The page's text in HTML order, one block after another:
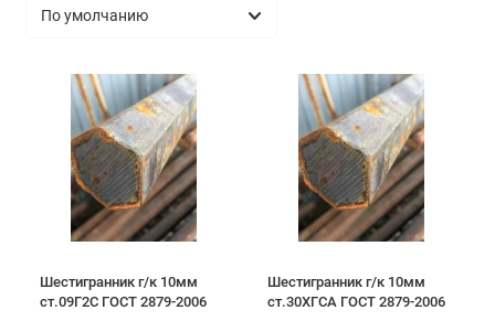
Шестигранник г/к 10мм
ст.09Г2С ГОСТ 2879-2006
Шестигранник г/к 10мм
ст.30ХГСА ГОСТ 2879-2006